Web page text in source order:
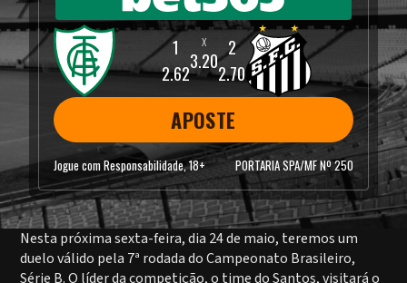
2.62
3.20
2.70
APOSTE
Jogue com Responsabilidade, 18+ PORTARIA SPA/MF Nº 250
Nesta próxima sexta-feira, dia 24 de maio, teremos um
duelo válido pela 7ª rodada do Campeonato Brasileiro,
Série B. O líder da competição, o time do Santos, visitará o